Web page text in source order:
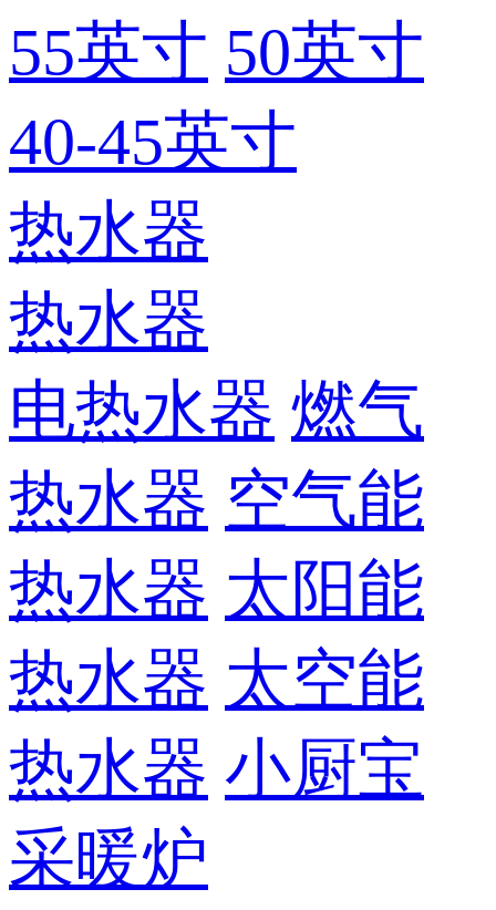
55英寸 50英寸
40-45英寸
热水器
热水器
电热水器 燃气
热水器 空气能
热水器 太阳能
热水器 太空能
热水器 小厨宝
采暖炉